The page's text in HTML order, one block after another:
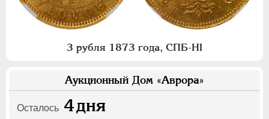
3 рубля 1873 года, СПБ-НI
Аукционный Дом «Аврора»
Осталось 4дня